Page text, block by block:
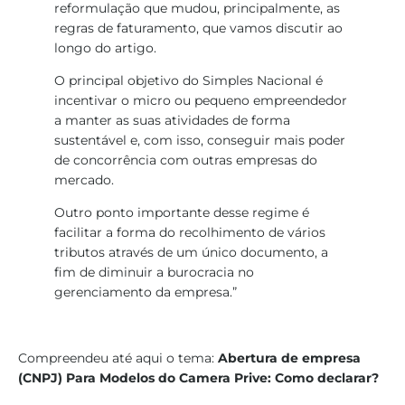
reformulação que mudou, principalmente, as
regras de faturamento, que vamos discutir ao
longo do artigo.‍
O principal objetivo do Simples Nacional é
incentivar o micro ou pequeno empreendedor
a manter as suas atividades de forma
sustentável e, com isso, conseguir mais poder
de concorrência com outras empresas do
mercado.‍
Outro ponto importante desse regime é
facilitar a forma do recolhimento de vários
tributos através de um único documento, a
fim de diminuir a burocracia no
gerenciamento da empresa.‍”
Compreendeu até aqui o tema: Abertura de empresa
(CNPJ) Para Modelos do Camera Prive: Como declarar?